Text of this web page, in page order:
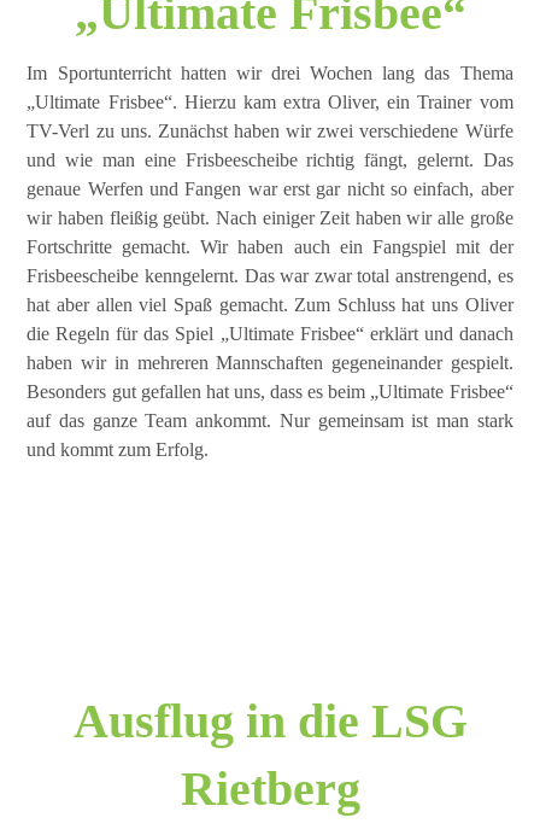
„Ultimate Frisbee“
Im Sportunterricht hatten wir drei Wochen lang das Thema
„Ultimate Frisbee“. Hierzu kam extra Oliver, ein Trainer vom
TV-Verl zu uns. Zunächst haben wir zwei verschiedene Würfe
und wie man eine Frisbeescheibe richtig fängt, gelernt. Das
genaue Werfen und Fangen war erst gar nicht so einfach, aber
wir haben fleißig geübt. Nach einiger Zeit haben wir alle große
Fortschritte gemacht. Wir haben auch ein Fangspiel mit der
Frisbeescheibe kenngelernt. Das war zwar total anstrengend, es
hat aber allen viel Spaß gemacht. Zum Schluss hat uns Oliver
die Regeln für das Spiel „Ultimate Frisbee“ erklärt und danach
haben wir in mehreren Mannschaften gegeneinander gespielt.
Besonders gut gefallen hat uns, dass es beim „Ultimate Frisbee“
auf das ganze Team ankommt. Nur gemeinsam ist man stark
und kommt zum Erfolg.
Ausflug in die LSG
Rietberg